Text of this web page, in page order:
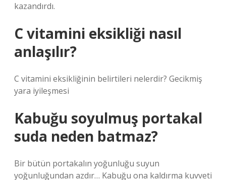
kazandırdı.
C vitamini eksikliği nasıl
anlaşılır?
C vitamini eksikliğinin belirtileri nelerdir? Gecikmiş
yara iyileşmesi
Kabuğu soyulmuş portakal
suda neden batmaz?
Bir bütün portakalın yoğunluğu suyun
yoğunluğundan azdır… Kabuğu ona kaldırma kuvveti